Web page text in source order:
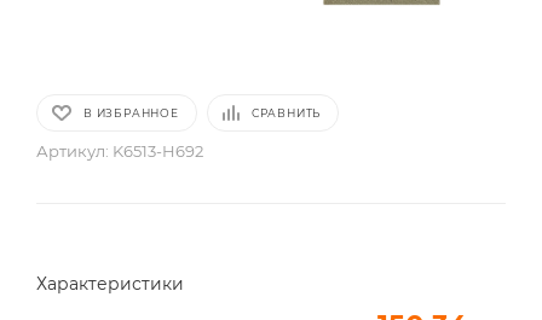
В ИЗБРАННОЕ СРАВНИТЬ
Артикул: K6513-H692
Характеристики